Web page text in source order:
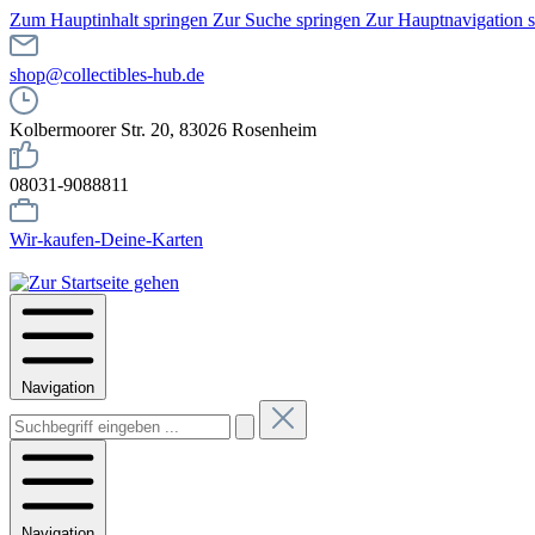
Zum Hauptinhalt springen Zur Suche springen Zur Hauptnavigation
shop@collectibles-hub.de
Kolbermoorer Str. 20, 83026 Rosenheim
08031-9088811
Wir-kaufen-Deine-Karten
Navigation